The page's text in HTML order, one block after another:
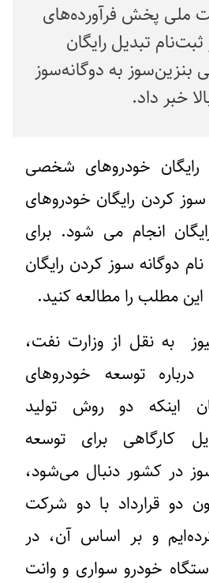
ملی پخش فرآورده‌های
ثبت‌نام تبدیل رایگان
به دوگانه‌سوز
رایگان خودروهای شخصی
سوز کردن رایگان خودروهای
انجام می شود. برای
دوگانه‌ سوز کردن رایگان
این مطلب را مطالعه کنید.
به نقل از وزارت نفت،
توسعه خودروهای
اینکه دو روش تولید
کارگاهی برای توسعه
در کشور دنبال می‌شود،
دو قرارداد با دو شرکت
و بر اساس آن، در
هزار دستگاه خودرو سواری و وانت